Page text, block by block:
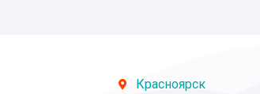
Красноярск